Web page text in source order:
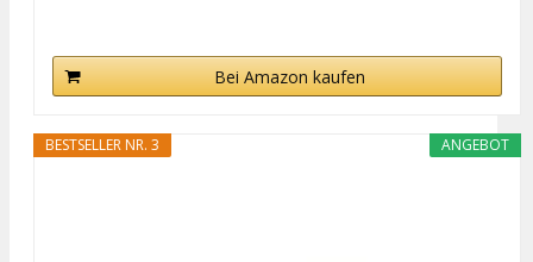
Bei Amazon kaufen
ANGEBOT
BESTSELLER NR. 3